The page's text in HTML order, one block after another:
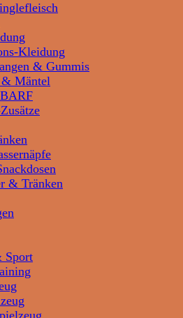
Kleidung
& Gummis
& Mäntel
& Tränken
Sport